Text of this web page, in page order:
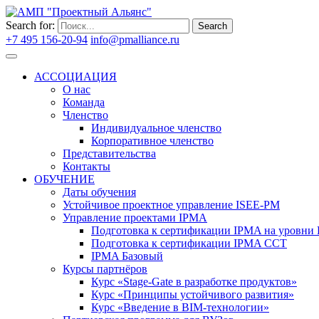
Search for: Search
+7 495 156-20-94 info@pmalliance.ru
АССОЦИАЦИЯ
О нас
Команда
Членство
Индивидуальное членство
Корпоративное членство
Представительства
Контакты
ОБУЧЕНИЕ
Даты обучения
Устойчивое проектное управление ISEE-PM
Управление проектами IPMA
Подготовка к сертификации IPMA на уровни
Подготовка к сертификации IPMA CCT
IPMA Базовый
Курсы партнёров
Курс «Stage-Gate в разработке продуктов»
Курс «Принципы устойчивого развития»
Курс «Введение в BIM-технологии»